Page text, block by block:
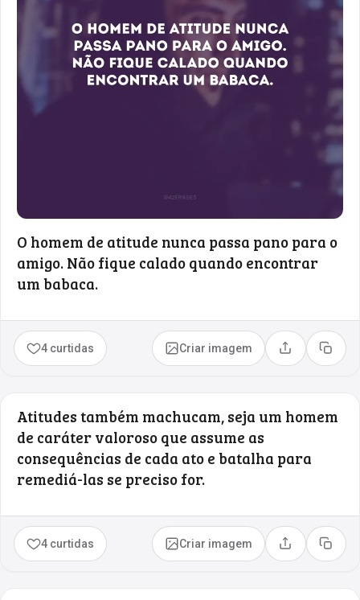
O homem de atitude nunca passa pano para o
amigo. Não fique calado quando encontrar
um babaca.
4 curtidas Criar imagem Compartilhar
Copiar
Atitudes também machucam, seja um homem
de caráter valoroso que assume as
consequências de cada ato e batalha para
remediá-las se preciso for.
4 curtidas Criar imagem Compartilhar
Copiar